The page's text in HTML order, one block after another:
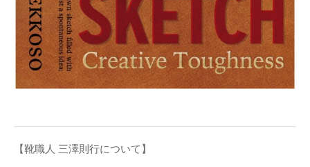
【靴職人 三澤則行について】